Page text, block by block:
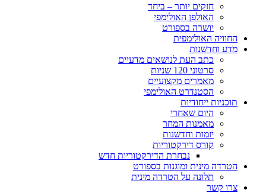
חזקים יותר – ביחד
האולפן האולימפי
יושרה בספורט
החוויה האולימפית
מדע וחדשנות
כתב העת לנושאים מדעיים
סרטוני 120 שניות
מאמרים מקצועיים
הסטנדרט האולימפי
תוכניות ייחודיות
היום שאחרי
מאמנות המחר
יזמות וחדשנות
קורס דירקטוריות
נבחרת הדירקטוריות חדש
הטרדה מינית ומוגנות בספורט
תלונה על הטרדה מינית
צרו קשר